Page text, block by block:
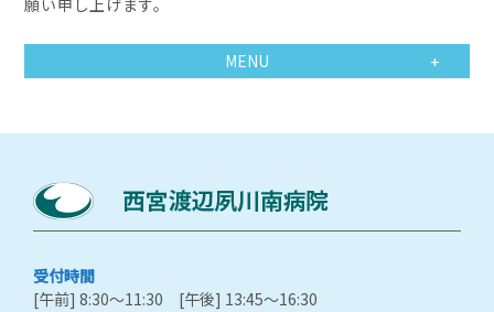
願い申し上げます。
MENU
受付時間
[午前] 8:30～11:30 [午後] 13:45～16:30